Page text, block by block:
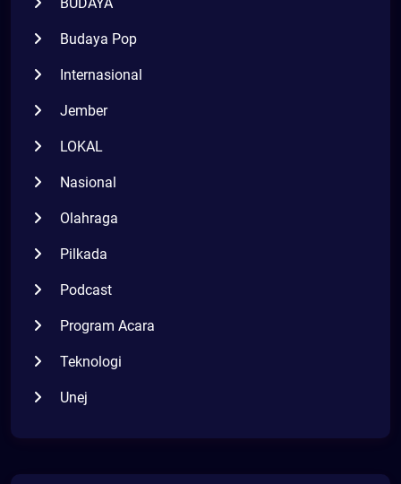
Budaya Pop
Internasional
Jember
LOKAL
Nasional
Olahraga
Pilkada
Podcast
Program Acara
Teknologi
Unej